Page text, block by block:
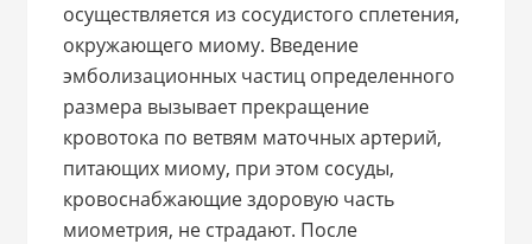
осуществляется из сосудистого сплетения,
окружающего миому. Введение
эмболизационных частиц определенного
размера вызывает прекращение
кровотока по ветвям маточных артерий,
питающих миому, при этом сосуды,
кровоснабжающие здоровую часть
миометрия, не страдают. После